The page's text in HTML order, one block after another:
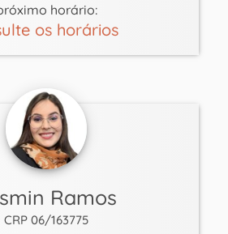
horário:
os horários
Ramos
CRP 06/163775